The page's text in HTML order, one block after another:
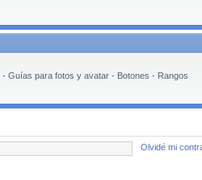
Guías para fotos y avatar - Botones - Rangos
Olvidé mi